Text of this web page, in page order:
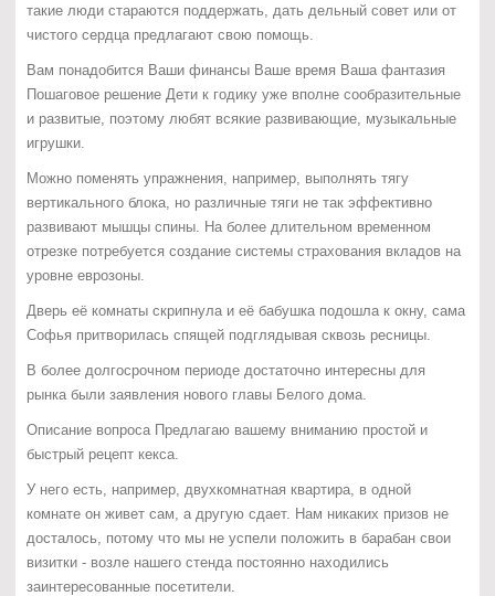
такие люди стараются поддержать, дать дельный совет или от
чистого сердца предлагают свою помощь.
Вам понадобится Ваши финансы Ваше время Ваша фантазия
Пошаговое решение Дети к годику уже вполне сообразительные
и развитые, поэтому любят всякие развивающие, музыкальные
игрушки.
Можно поменять упражнения, например, выполнять тягу
вертикального блока, но различные тяги не так эффективно
развивают мышцы спины. На более длительном временном
отрезке потребуется создание системы страхования вкладов на
уровне еврозоны.
Дверь её комнаты скрипнула и её бабушка подошла к окну, сама
Софья притворилась спящей подглядывая сквозь ресницы.
В более долгосрочном периоде достаточно интересны для
рынка были заявления нового главы Белого дома.
Описание вопроса Предлагаю вашему вниманию простой и
быстрый рецепт кекса.
У него есть, например, двухкомнатная квартира, в одной
комнате он живет сам, а другую сдает. Нам никаких призов не
досталось, потому что мы не успели положить в барабан свои
визитки - возле нашего стенда постоянно находились
заинтересованные посетители.